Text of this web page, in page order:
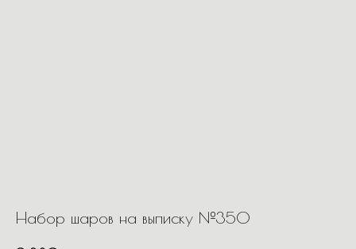
Набор шаров на выписку №350